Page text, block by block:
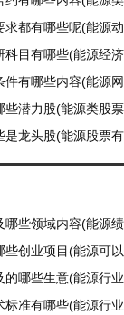
求都有哪些呢(能源
科目有哪些(能源经
件有哪些内容(能源
些潜力股(能源类股
是龙头股(能源股票
哪些领域内容(能源
些创业项目(能源可
的哪些生意(能源行
标准有哪些(能源行